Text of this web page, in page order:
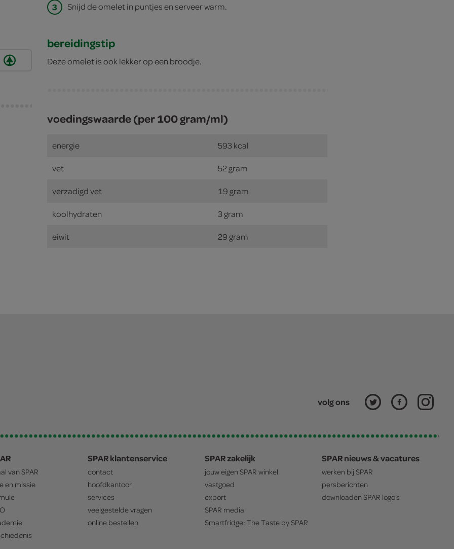
3 Snijd de omelet in puntjes en serveer warm.
bereidingstip
Deze omelet is ook lekker op een broodje.
voedingswaarde (per 100 gram/ml)
energie 593 kcal
vet 52 gram
verzadigd vet 19 gram
koolhydraten 3 gram
eiwit 29 gram
volg ons
van SPAR
en missie
SPAR klantenservice
contact
hoofdkantoor
services
veelgestelde vragen
online bestellen
SPAR zakelijk
jouw eigen SPAR winkel
vastgoed
export
SPAR media
Smartfridge: The Taste bySPAR
SPAR nieuws & vacatures
werken bij SPAR
persberichten
downloaden SPAR logo's